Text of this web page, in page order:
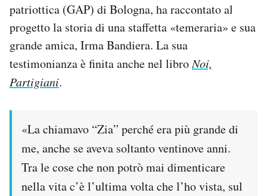
patriottica (GAP) di Bologna, ha raccontato al
progetto la storia di una staffetta «temeraria» e sua
grande amica, Irma Bandiera. La sua
testimonianza è finita anche nel libroNoi,
Partigiani.
«La chiamavo “Zia” perché era più grande di
me, anche se aveva soltanto ventinove anni.
Tra le cose che non potrò mai dimenticare
nella vita c’è l’ultima volta che l’ho vista, sul